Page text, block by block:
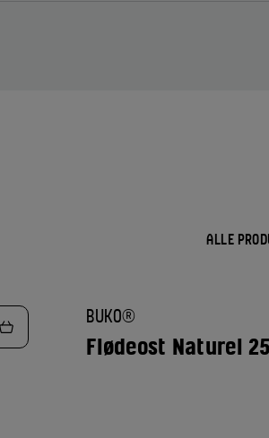
ALLE
TILFØJ
TIL
FAVORITTER
BUKO®
Flødeost Naturel